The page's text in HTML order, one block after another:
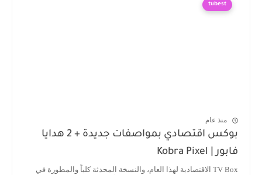
tubest
منذ عام
بوكس اقتصادي بمواصفات جديدة + 2 هدايا
فابور | Kobra Pixel
TV Box الاقتصادية لهذا العام، والنسخة المحدثة كلياً والمطورة في